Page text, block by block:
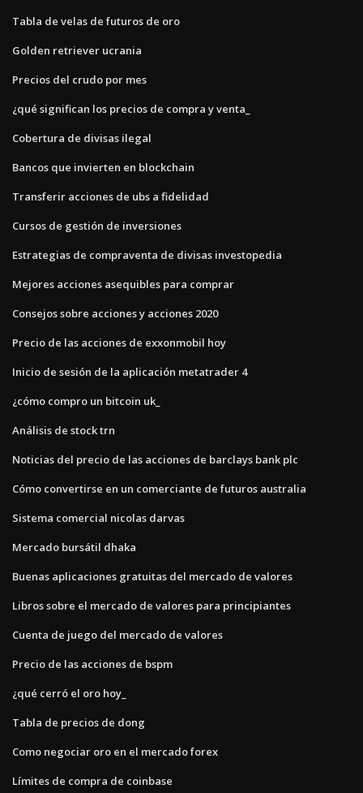
Tabla de velas de futuros de oro
Golden retriever ucrania
Precios del crudo por mes
¿qué significan los precios de compra y venta_
Cobertura de divisas ilegal
Bancos que invierten en blockchain
Transferir acciones de ubs a fidelidad
Cursos de gestión de inversiones
Estrategias de compraventa de divisas investopedia
Mejores acciones asequibles para comprar
Consejos sobre acciones y acciones 2020
Precio de las acciones de exxonmobil hoy
Inicio de sesión de la aplicación metatrader 4
¿cómo compro un bitcoin uk_
Análisis de stock trn
Noticias del precio de las acciones de barclays bank plc
Cómo convertirse en un comerciante de futuros australia
Sistema comercial nicolas darvas
Mercado bursátil dhaka
Buenas aplicaciones gratuitas del mercado de valores
Libros sobre el mercado de valores para principiantes
Cuenta de juego del mercado de valores
Precio de las acciones de bspm
¿qué cerró el oro hoy_
Tabla de precios de dong
Como negociar oro en el mercado forex
Límites de compra de coinbase